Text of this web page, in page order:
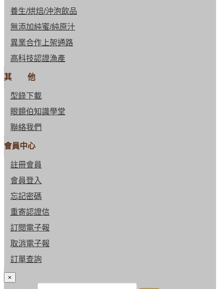
養生/烘焙/沖泡飲品
無添加純蜜/純原汁
異業合作上架通路
高科技認證漁產
其 他
型錄下載
眼鏡伯知識學堂
聯絡我們
會員中心
註冊會員
會員登入
忘記密碼
重寄認證信
訂閱電子報
取消電子報
訂單查詢
×